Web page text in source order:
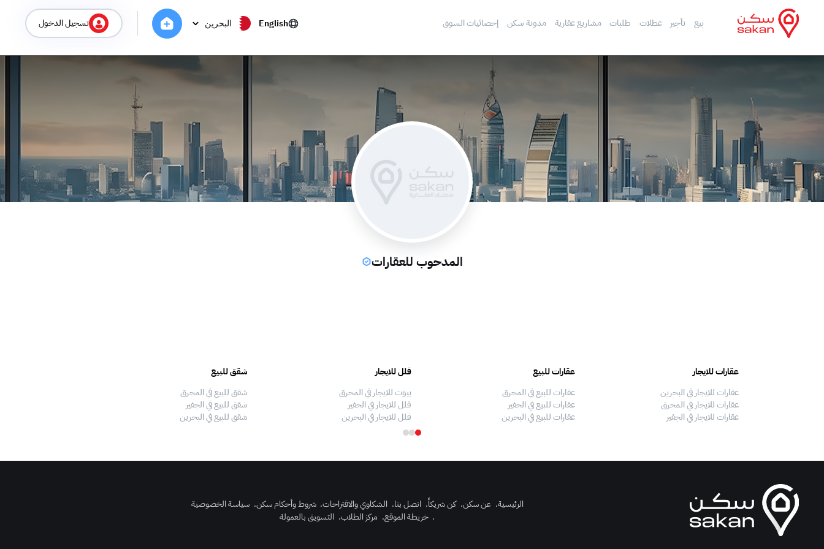
بيع تأجير عطلات طلبات مشاريع عقارية مدونة سكن إحصائيات السوق English البحرين تسجيل الدخول
المدحوب للعقارات
عقارات للايجار
عقارات للايجار في البحرين
عقارات للايجار في المحرق
عقارات للايجار في الجفير
عقارات للبيع
عقارات للبيع في المحرق
عقارات للبيع في الجفير
عقارات للبيع في البحرين
فلل للايجار
بيوت للايجار في المحرق
فلل للايجار في الجفير
فلل للايجار في البحرين
شقق للبيع
شقق للبيع في المحرق
شقق للبيع في الجفير
شقق للبيع في البحرين
الرئيسية. عن سكن. كن شريكاً. اتصل بنا. الشكاوي والاقتراحات. شروط وأحكام سكن. سياسة الخصوصية
. خريطة الموقع. مركز الطلاب. التسويق بالعمولة